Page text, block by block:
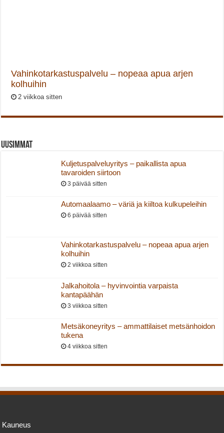
Vahinkotarkastuspalvelu – nopeaa apua arjen
kolhuihin
2 viikkoa sitten
Uusimmat
Kuljetuspalveluyritys – paikallista apua
tavaroiden siirtoon
3 päivää sitten
Automaalaamo – väriä ja kiiltoa kulkupeleihin
6 päivää sitten
Vahinkotarkastuspalvelu – nopeaa apua arjen
kolhuihin
2 viikkoa sitten
Jalkahoitola – hyvinvointia varpaista
kantapäähän
3 viikkoa sitten
Metsäkoneyritys – ammattilaiset metsänhoidon
tukena
4 viikkoa sitten
Kauneus